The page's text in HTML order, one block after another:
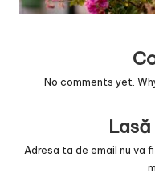
No comments yet.
Adresa ta de email nu va